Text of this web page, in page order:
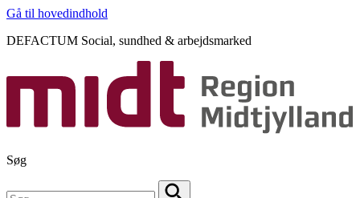
Gå til hovedindhold
DEFACTUM Social, sundhed & arbejdsmarked
Søg